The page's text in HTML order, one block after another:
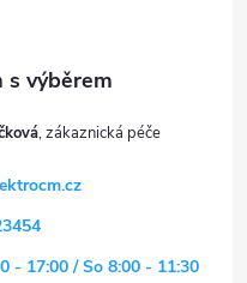
- 17:00 / So 8:00 - 11:30